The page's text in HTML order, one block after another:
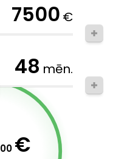
7500 €
48 mēn.
00 €